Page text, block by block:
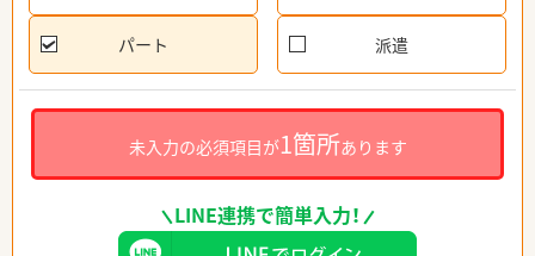
パート 派遣
未入力の必須項目が1箇所あります
LINE連携で簡単入力！